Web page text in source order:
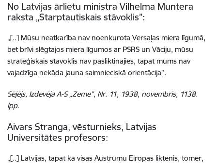
No Latvijas ārlietu ministra Vilhelma Muntera
raksta „Starptautiskais stāvoklis”:
„[..] Mūsu neatkarība nav noenkurota Versaļas miera līgumā,
bet brīvi slēgtajos miera līgumos ar PSRS un Vāciju, mūsu
stratēģiskais stāvoklis nav pasliktinājies, tāpat mums nav
vajadzīga nekāda jauna saimnieciskā orientācija”.
Sējējs, Izdevēja A-S „Zeme”, Nr. 11, 1938, novembris, 1138.
lpp.
Aivars Stranga, vēsturnieks, Latvijas
Universitātes profesors:
„[..] Latvijas, tāpat kā visas Austrumu Eiropas liktenis, tomēr,